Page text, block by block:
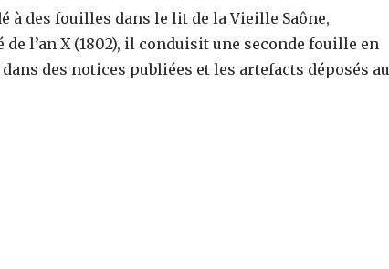
à des fouilles dans le lit de la Vieille Saône,
l’an X (1802), il conduisit une seconde fouille en
des notices publiées et les artefacts déposés au